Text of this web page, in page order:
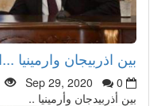
بين اذربيجان وارمينيا
Sep 29, 2020
0
بين أذربيدجان وأرمينيا ..